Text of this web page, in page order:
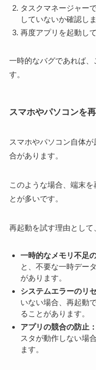
タスクマネージャー
していないか確認しま
再度アプリを起動し
一時的なバグであれば
す。
スマホやパソコンを
スマホやパソコン自体
合があります。
このような場合、端末
とが多いです。
再起動を試す理由として
一時的なメモリ不足
と、不要な一時デー
があります。
システムエラーのリ
いない場合、再起動
ることがあります。
アプリの競合の防止
スタが動作しない場
ます。